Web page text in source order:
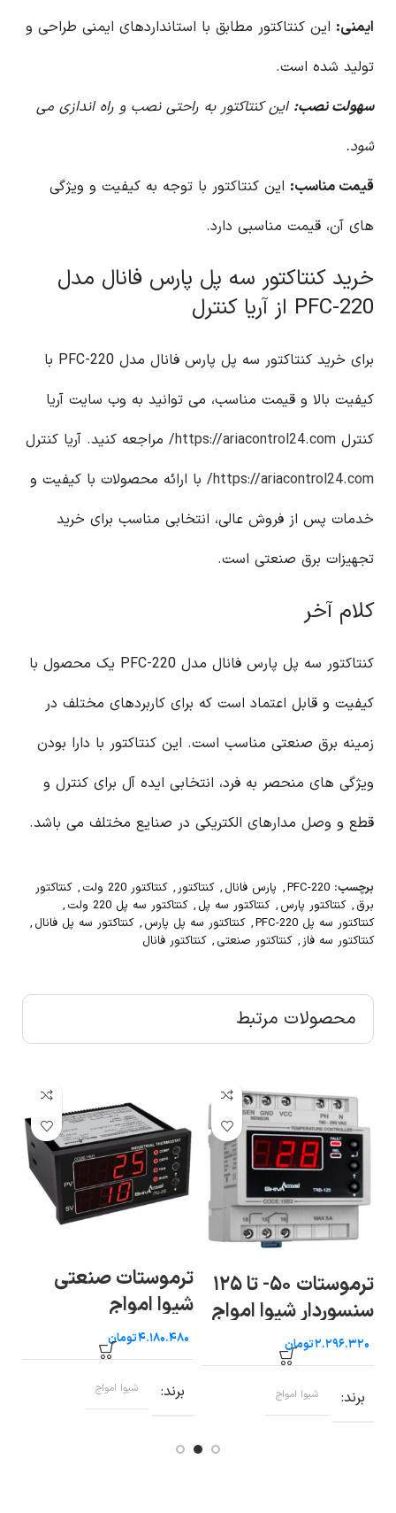
ایمنی: این کنتاکتور مطابق با استانداردهای ایمنی طراحی و
تولید شده است.
سهولت نصب: این کنتاکتور به راحتی نصب و راه اندازی می
شود.
قیمت مناسب: این کنتاکتور با توجه به کیفیت و ویژگی
های آن، قیمت مناسبی دارد.
خرید کنتاکتور سه پل پارس فانال مدل
PFC-220 از آریا کنترل
برای خرید کنتاکتور سه پل پارس فانال مدل PFC-220 با
کیفیت بالا و قیمت مناسب، می توانید به وب سایت آریا
کنترل https://ariacontrol24.com/ مراجعه کنید. آریا کنترل
https://ariacontrol24.com/ با ارائه محصولات با کیفیت و
خدمات پس از فروش عالی، انتخابی مناسب برای خرید
تجهیزات برق صنعتی است.
کلام آخر
کنتاکتور سه پل پارس فانال مدل PFC-220 یک محصول با
کیفیت و قابل اعتماد است که برای کاربردهای مختلف در
زمینه برق صنعتی مناسب است. این کنتاکتور با دارا بودن
ویژگی های منحصر به فرد، انتخابی ایده آل برای کنترل و
قطع و وصل مدارهای الکتریکی در صنایع مختلف می باشد.
برچسب: PFC-220
, پارس فانال , کنتاکتور, کنتاکتور 220 ولت , کنتاکتور
برق , کنتاکتور پارس , کنتاکتور سه پل , کنتاکتور سه پل 220 ولت
,
کنتاکتور سه پل PFC-220
, کنتاکتور سه پل پارس , کنتاکتور سه پل فانال ,
کنتاکتور سه فاز, کنتاکتور صنعتی , کنتاکتور فانال
محصولات مرتبط
ترموستات ۵۰- تا ۱۲۵
سنسوردار شیوا امواج
تومان
برند شیوا امواج
ترموستات صنعتی
شیوا امواج
تومان
برند شیوا امواج